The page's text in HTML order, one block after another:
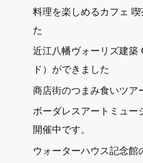
料理を楽しめるカフェ
た
近江八幡ヴォーリズ建築
ド）ができました
商店街のつまみ食いツア
ボーダレスアートミュー
開催中です。
ウォーターハウス記念館